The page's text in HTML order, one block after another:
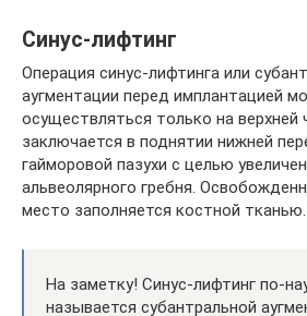
Синус-лифтинг
Операция синус-лифтинга или
аугментации перед имплантацией
осуществляться только на верхней
заключается в поднятии нижней
гайморовой пазухи с целью
альвеолярного гребня.
место заполняется костной тканью.
На заметку! Синус-лифтинг по-
называется субантральной